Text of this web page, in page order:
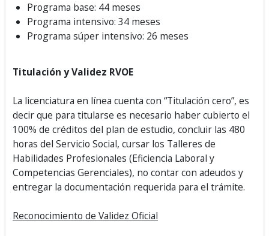
Programa base: 44 meses
Programa intensivo: 34 meses
Programa súper intensivo: 26 meses
Titulación y Validez RVOE
La licenciatura en línea cuenta con “Titulación cero”, es
decir que para titularse es necesario haber cubierto el
100% de créditos del plan de estudio, concluir las 480
horas del Servicio Social, cursar los Talleres de
Habilidades Profesionales (Eficiencia Laboral y
Competencias Gerenciales), no contar con adeudos y
entregar la documentación requerida para el trámite.
Reconocimiento de Validez Oficial